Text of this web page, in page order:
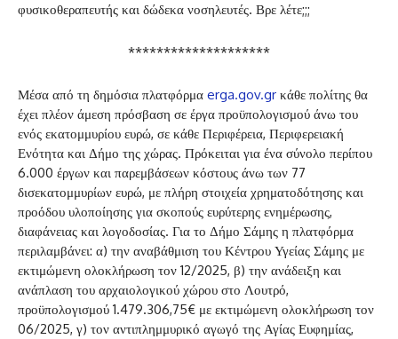
φυσικοθεραπευτής και δώδεκα νοσηλευτές. Βρε λέτε;;;
********************
Μέσα από τη δημόσια πλατφόρμα erga.gov.gr κάθε πολίτης θα
έχει πλέον άμεση πρόσβαση σε έργα προϋπολογισμού άνω του
ενός εκατομμυρίου ευρώ, σε κάθε Περιφέρεια, Περιφερειακή
Ενότητα και Δήμο της χώρας. Πρόκειται για ένα σύνολο περίπου
6.000 έργων και παρεμβάσεων κόστους άνω των 77
δισεκατομμυρίων ευρώ, με πλήρη στοιχεία χρηματοδότησης και
προόδου υλοποίησης για σκοπούς ευρύτερης ενημέρωσης,
διαφάνειας και λογοδοσίας. Για το Δήμο Σάμης η πλατφόρμα
περιλαμβάνει: α) την αναβάθμιση του Κέντρου Υγείας Σάμης με
εκτιμώμενη ολοκλήρωση τον 12/2025, β) την ανάδειξη και
ανάπλαση του αρχαιολογικού χώρου στο Λουτρό,
προϋπολογισμού 1.479.306,75€ με εκτιμώμενη ολοκλήρωση τον
06/2025, γ) τον αντιπλημμυρικό αγωγό της Αγίας Ευφημίας,